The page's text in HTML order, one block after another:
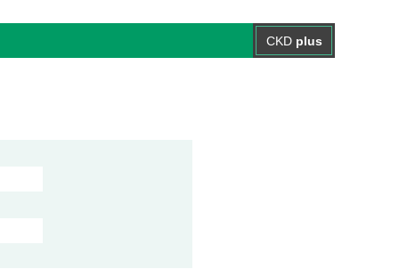
CKD plus